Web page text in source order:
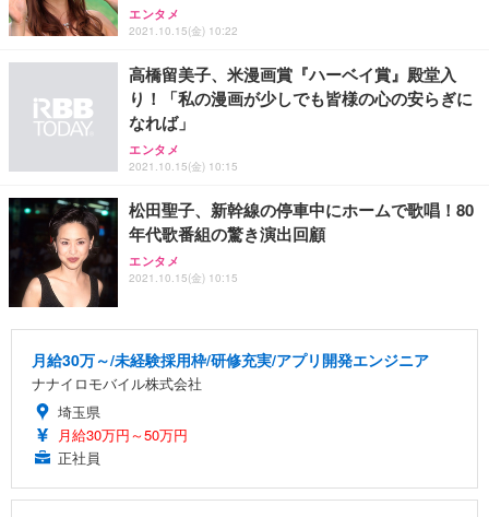
エンタメ
2021.10.15(金) 10:22
高橋留美子、米漫画賞『ハーベイ賞』殿堂入
り！「私の漫画が少しでも皆様の心の安らぎに
なれば」
エンタメ
2021.10.15(金) 10:15
松田聖子、新幹線の停車中にホームで歌唱！80
年代歌番組の驚き演出回顧
エンタメ
2021.10.15(金) 10:15
月給30万～/未経験採用枠/研修充実/アプリ開発エンジニア
ナナイロモバイル株式会社
埼玉県
月給30万円～50万円
正社員